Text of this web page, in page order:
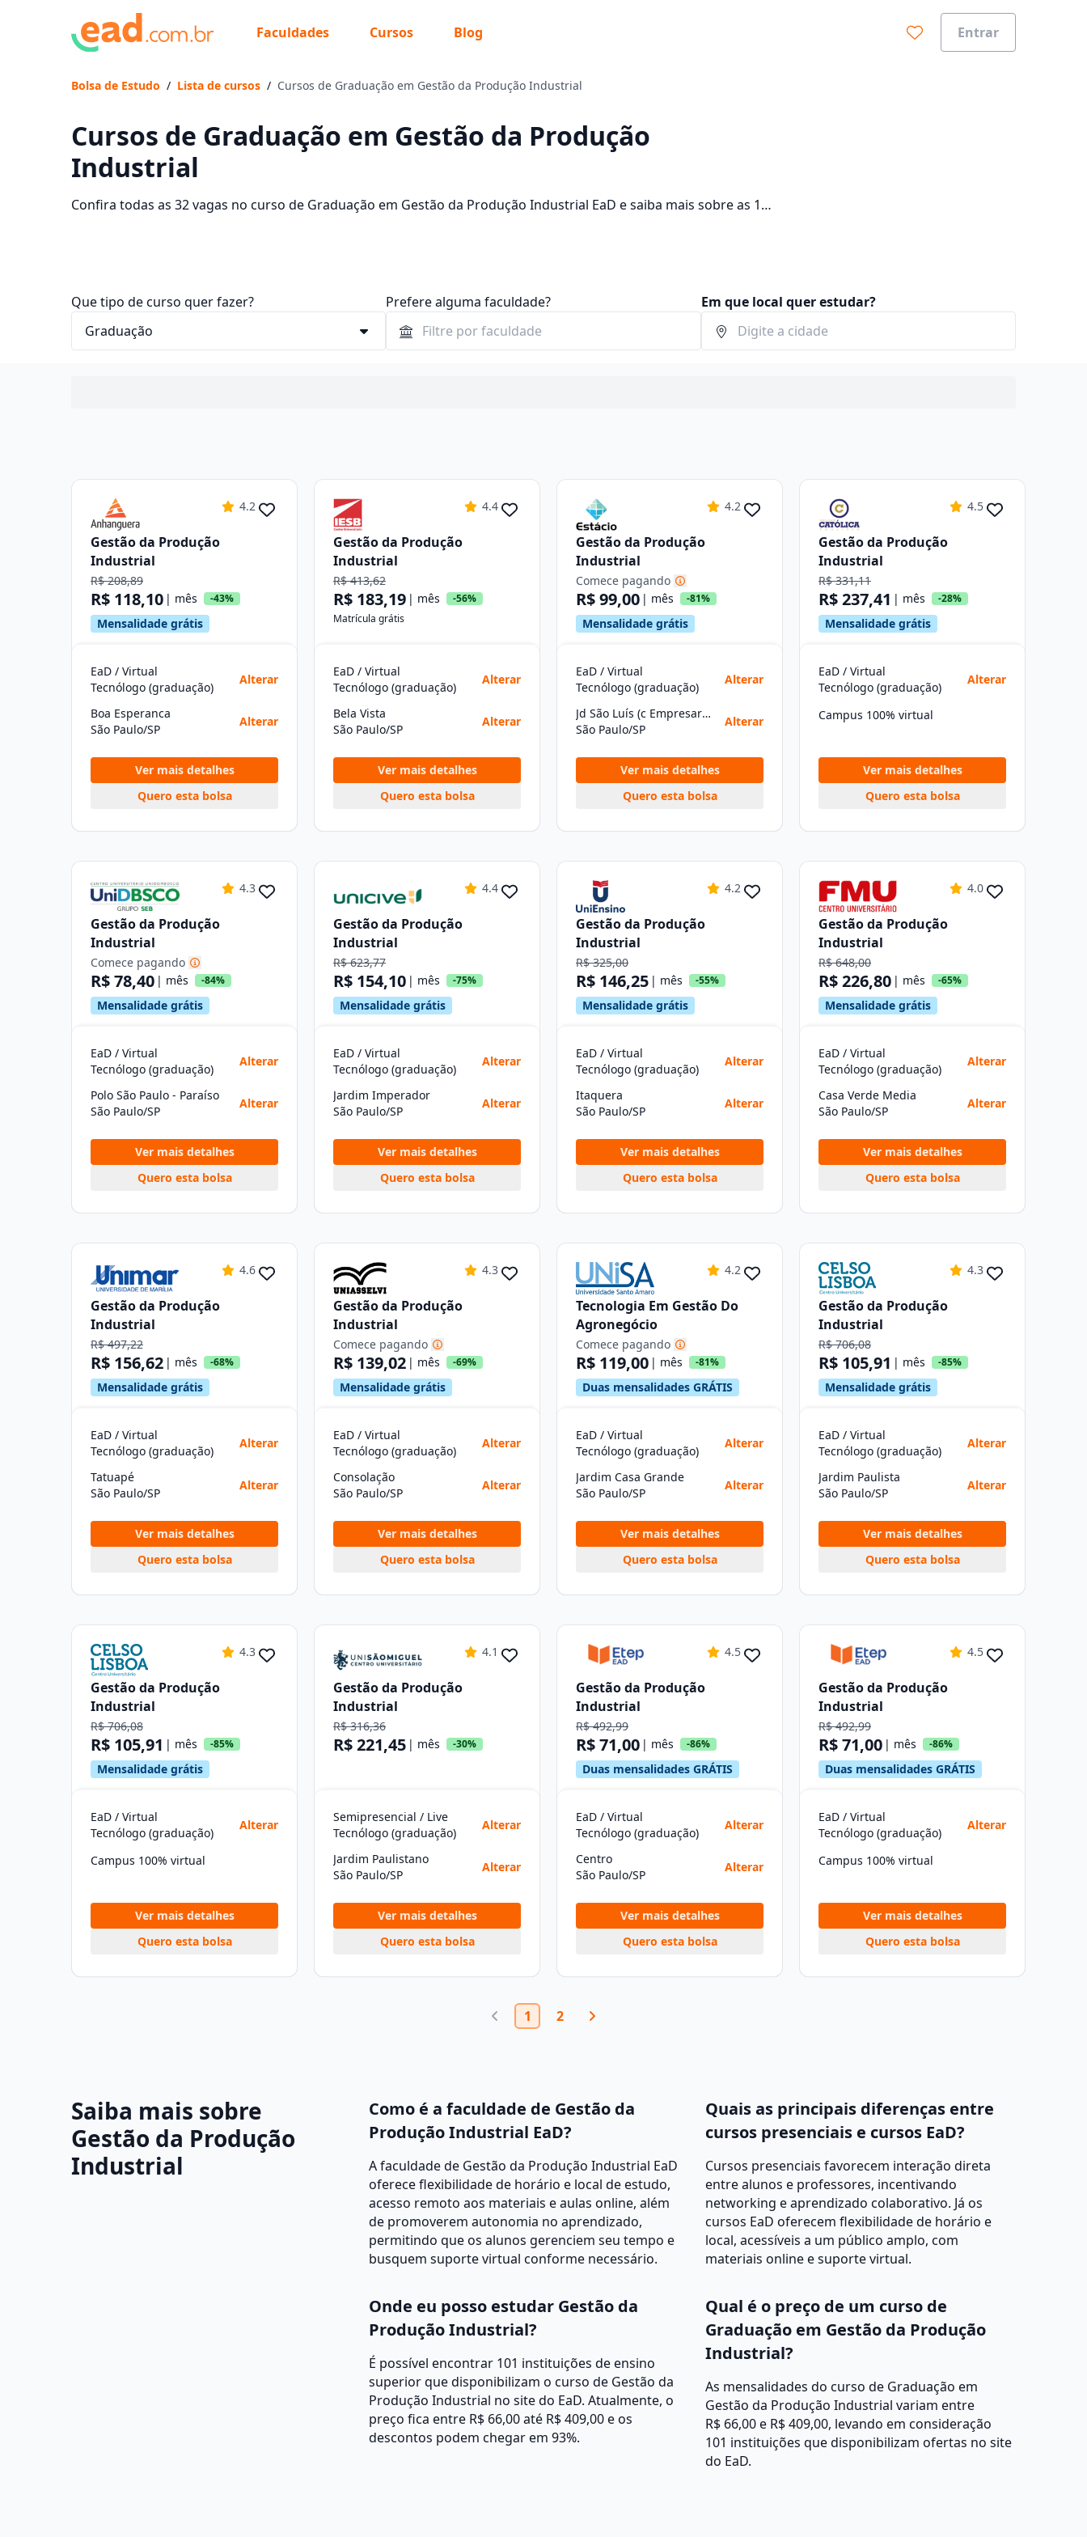
Faculdades Cursos Blog Entrar
Bolsa de Estudo / Lista de cursos / Cursos de Graduação em Gestão da Produção Industrial
Cursos de Graduação em Gestão da Produção
Industrial
Confira todas as 32 vagas no curso de Graduação em Gestão da Produção Industrial EaD e saiba mais sobre as 14
Que tipo de curso quer fazer? Prefere alguma faculdade? Em que local quer estudar?
4.2
Gestão da Produção
Industrial
R$ 208,89
R$ 118,10 | mês -43%
Mensalidade grátis
EaD / Virtual
Tecnólogo (graduação)
Alterar
Boa Esperanca
São Paulo/SP
Alterar
Ver mais detalhes
Quero esta bolsa
4.4
Gestão da Produção
Industrial
R$ 413,62
R$ 183,19 | mês
-56%
Matrícula grátis
EaD / Virtual
Tecnólogo (graduação)
Alterar
Bela Vista
São Paulo/SP
Alterar
Ver mais detalhes
Quero esta bolsa
4.2
Gestão da Produção
Industrial
Comece pagando
R$ 99,00 | mês -81%
Mensalidade grátis
EaD / Virtual
Tecnólogo (graduação)
Alterar
Jd São Luís (c Empresarial Sp)
São Paulo/SP
Alterar
Ver mais detalhes
Quero esta bolsa
4.5
Gestão da Produção
Industrial
R$ 331,11
R$ 237,41 | mês -28%
Mensalidade grátis
EaD / Virtual
Tecnólogo (graduação)
Alterar
Campus 100% virtual
Ver mais detalhes
Quero esta bolsa
4.3
Gestão da Produção
Industrial
Comece pagando
R$ 78,40 | mês -84%
Mensalidade grátis
EaD / Virtual
Tecnólogo (graduação)
Alterar
Polo São Paulo - Paraíso
São Paulo/SP
Alterar
Ver mais detalhes
Quero esta bolsa
4.4
Gestão da Produção
Industrial
R$ 623,77
R$ 154,10 | mês -75%
Mensalidade grátis
EaD / Virtual
Tecnólogo (graduação)
Alterar
Jardim Imperador
São Paulo/SP
Alterar
Ver mais detalhes
Quero esta bolsa
4.2
Gestão da Produção
Industrial
R$ 325,00
R$ 146,25 | mês -55%
Mensalidade grátis
EaD / Virtual
Tecnólogo (graduação)
Alterar
Itaquera
São Paulo/SP
Alterar
Ver mais detalhes
Quero esta bolsa
4.0
Gestão da Produção
Industrial
R$ 648,00
R$ 226,80 | mês -65%
Mensalidade grátis
EaD / Virtual
Tecnólogo (graduação)
Alterar
Casa Verde Media
São Paulo/SP
Alterar
Ver mais detalhes
Quero esta bolsa
4.6
Gestão da Produção
Industrial
R$ 497,22
R$ 156,62 | mês -68%
Mensalidade grátis
EaD / Virtual
Tecnólogo (graduação)
Alterar
Tatuapé
São Paulo/SP
Alterar
Ver mais detalhes
Quero esta bolsa
4.3
Gestão da Produção
Industrial
Comece pagando
R$ 139,02 | mês -69%
Mensalidade grátis
EaD / Virtual
Tecnólogo (graduação)
Alterar
Consolação
São Paulo/SP
Alterar
Ver mais detalhes
Quero esta bolsa
4.2
Tecnologia Em Gestão Do
Agronegócio
Comece pagando
R$ 119,00 | mês -81%
Duas mensalidades GRÁTIS
EaD / Virtual
Tecnólogo (graduação)
Alterar
Jardim Casa Grande
São Paulo/SP
Alterar
Ver mais detalhes
Quero esta bolsa
4.3
Gestão da Produção
Industrial
R$ 706,08
R$ 105,91 | mês -85%
Mensalidade grátis
EaD / Virtual
Tecnólogo (graduação)
Alterar
Jardim Paulista
São Paulo/SP
Alterar
Ver mais detalhes
Quero esta bolsa
4.3
Gestão da Produção
Industrial
R$ 706,08
R$ 105,91 | mês -85%
Mensalidade grátis
EaD / Virtual
Tecnólogo (graduação)
Alterar
Campus 100% virtual
Ver mais detalhes
Quero esta bolsa
4.1
Gestão da Produção
Industrial
R$ 316,36
R$ 221,45 | mês -30%
Semipresencial / Live
Tecnólogo (graduação)
Alterar
Jardim Paulistano
São Paulo/SP
Alterar
Ver mais detalhes
Quero esta bolsa
4.5
Gestão da Produção
Industrial
R$ 492,99
R$ 71,00 | mês -86%
Duas mensalidades GRÁTIS
EaD / Virtual
Tecnólogo (graduação)
Alterar
Centro
São Paulo/SP
Alterar
Ver mais detalhes
Quero esta bolsa
4.5
Gestão da Produção
Industrial
R$ 492,99
R$ 71,00 | mês -86%
Duas mensalidades GRÁTIS
EaD / Virtual
Tecnólogo (graduação)
Alterar
Campus 100% virtual
Ver mais detalhes
Quero esta bolsa
1 2
Saiba mais sobre
Gestão da Produção
Industrial
Como é a faculdade de Gestão da
Produção Industrial EaD?
A faculdade de Gestão da Produção Industrial EaD
oferece flexibilidade de horário e local de estudo,
acesso remoto aos materiais e aulas online, além
de promoverem autonomia no aprendizado,
permitindo que os alunos gerenciem seu tempo e
busquem suporte virtual conforme necessário.
Quais as principais diferenças entre
cursos presenciais e cursos EaD?
Cursos presenciais favorecem interação direta
entre alunos e professores, incentivando
networking e aprendizado colaborativo. Já os
cursos EaD oferecem flexibilidade de horário e
local, acessíveis a um público amplo, com
materiais online e suporte virtual.
Onde eu posso estudar Gestão da
Produção Industrial?
É possível encontrar 101 instituições de ensino
superior que disponibilizam o curso de Gestão da
Produção Industrial no site do EaD. Atualmente, o
preço fica entre R$ 66,00 até R$ 409,00 e os
descontos podem chegar em 93%.
Qual é o preço de um curso de
Graduação em Gestão da Produção
Industrial?
As mensalidades do curso de Graduação em
Gestão da Produção Industrial variam entre
R$ 66,00 e R$ 409,00, levando em consideração
101 instituições que disponibilizam ofertas no site
do EaD.